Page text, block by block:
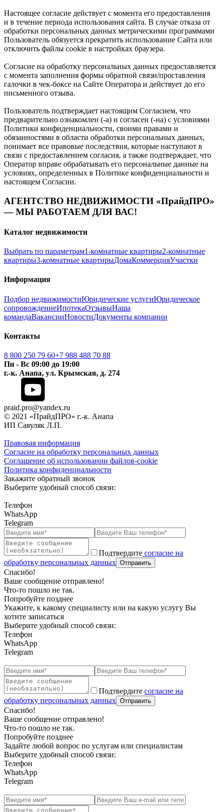
Настоящее согласие действует с момента его предоставления
и в течение периода использования сайта. В случае отказа от
обработки персональных данных метрическими программами
Пользователь обязуется прекратить использование Сайта или
отключить файлы cookie в настройках браузера.
Согласие на обработку персональных данных предоставляется
с момента заполнения формы обратной связи/проставления
галочки в чек-боксе на Сайте Оператора и действует до его
письменного отзыва.
Пользователь подтверждает настоящим Согласием, что
предварительно ознакомлен (-а) и согласен (-на) с условиями
Политики конфиденциальности, своими правами и
обязанностями в области обработки персональных данных,
понимает все правовые последствия, которые наступают в
связи с предоставлением согласия, а также подтверждает, что
Оператор вправе обрабатывать его персональные данные на
условиях, определенных в Политике конфиденциальности и
настоящем Согласии.
АГЕНТСТВО НЕДВИЖИМОСТИ «ПрайдПРО»
— МЫ РАБОТАЕМ ДЛЯ ВАС!
Каталог недвижимости
Выбрать по параметрам1-комнатные квартиры2-комнатные
квартиры3-комнатные квартирыДомаКоммерцияУчастки
Информация
Подбор недвижимостиЮридические услугиЮридическое
сопровождениеИпотекаОтзывыНаша
командаВакансииНовостиДокументы компании
Контакты
8 800 250 79 60+7 988 488 70 88
‍‍‍Пн - Вс 09:00 до 19:00
г.-к. Анапа, ул. Крымская, д. 274
praid.pro@yandex.ru
© 2021 «ПрайдПРО» г.-к. Анапа
ИП Савуляк Л.П.
Правовая информация
Согласие на обработку персональных данных
Соглашение об использовании файлов-cookie
Политика конфиденциальности
Закажите обратный звонок
Выберите удобный способ связи:
Телефон
WhatsApp
Telegram
Подтвердите согласие на
обработку персональных данных
Спасибо!
Ваше сообщение отправлено!
Что-то пошло не так.
Попробуйте позднее
Укажите, к какому специалисту или на какую услугу Вы
хотите записаться
Выберите удобный способ связи:
Телефон
WhatsApp
Telegram
Подтвердите согласие на
обработку персональных данных
Спасибо!
Ваше сообщение отправлено!
Что-то пошло не так.
Попробуйте позднее
Задайте любой вопрос по услугам или специалистам
Выберите удобный способ связи:
Телефон
WhatsApp
Telegram